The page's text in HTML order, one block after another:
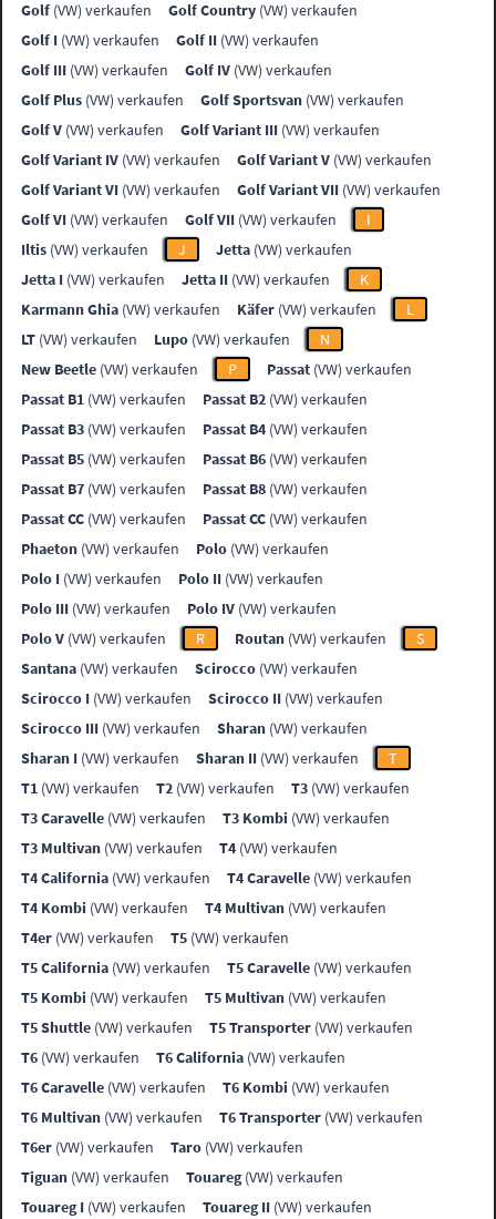
Golf (VW) verkaufen Golf Country (VW) verkaufen
Golf I (VW) verkaufen Golf II (VW) verkaufen
Golf III (VW) verkaufen Golf IV (VW) verkaufen
Golf Plus (VW) verkaufen Golf Sportsvan (VW) verkaufen
Golf V (VW) verkaufen Golf Variant III (VW) verkaufen
Golf Variant IV (VW) verkaufen Golf Variant V (VW) verkaufen
Golf Variant VI (VW) verkaufen Golf Variant VII (VW) verkaufen
Golf VI (VW) verkaufen Golf VII (VW) verkaufen
I
Iltis (VW) verkaufen J Jetta (VW) verkaufen
Jetta I (VW) verkaufen Jetta II (VW) verkaufen
K
Karmann Ghia (VW) verkaufen Käfer (VW) verkaufen
L
LT (VW) verkaufen Lupo (VW) verkaufen
N
New Beetle (VW) verkaufen P Passat (VW) verkaufen
Passat B1 (VW) verkaufen Passat B2 (VW) verkaufen
Passat B3 (VW) verkaufen Passat B4 (VW) verkaufen
Passat B5 (VW) verkaufen Passat B6 (VW) verkaufen
Passat B7 (VW) verkaufen Passat B8 (VW) verkaufen
Passat CC (VW) verkaufen Passat CC (VW) verkaufen
Phaeton (VW) verkaufen Polo (VW) verkaufen
Polo I (VW) verkaufen Polo II (VW) verkaufen
Polo III (VW) verkaufen Polo IV (VW) verkaufen
Polo V (VW) verkaufen R Routan (VW) verkaufen
S
Santana (VW) verkaufen Scirocco (VW) verkaufen
Scirocco I (VW) verkaufen Scirocco II (VW) verkaufen
Scirocco III (VW) verkaufen Sharan (VW) verkaufen
Sharan I (VW) verkaufen Sharan II (VW) verkaufen
T
T1 (VW) verkaufen T2 (VW) verkaufen T3 (VW) verkaufen
T3 Caravelle (VW) verkaufen T3 Kombi (VW) verkaufen
T3 Multivan (VW) verkaufen T4 (VW) verkaufen
T4 California (VW) verkaufen T4 Caravelle (VW) verkaufen
T4 Kombi (VW) verkaufen T4 Multivan (VW) verkaufen
T4er (VW) verkaufen T5 (VW) verkaufen
T5 California (VW) verkaufen T5 Caravelle (VW) verkaufen
T5 Kombi (VW) verkaufen T5 Multivan (VW) verkaufen
T5 Shuttle (VW) verkaufen T5 Transporter (VW) verkaufen
T6 (VW) verkaufen T6 California (VW) verkaufen
T6 Caravelle (VW) verkaufen T6 Kombi (VW) verkaufen
T6 Multivan (VW) verkaufen T6 Transporter (VW) verkaufen
T6er (VW) verkaufen Taro (VW) verkaufen
Tiguan (VW) verkaufen Touareg(VW) verkaufen
Touareg I (VW) verkaufen Touareg II (VW) verkaufen